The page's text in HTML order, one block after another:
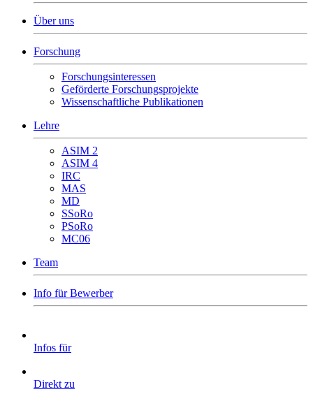
Über uns
Forschung
Forschungsinteressen
Geförderte Forschungsprojekte
Wissenschaftliche Publikationen
Lehre
ASIM 2
ASIM 4
IRC
MAS
MD
SSoRo
PSoRo
MC06
Team
Info für Bewerber
Infos für
Direkt zu